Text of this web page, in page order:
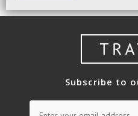
Subscribe to